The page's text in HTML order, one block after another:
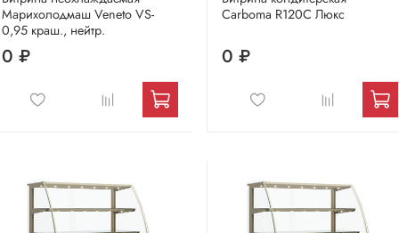
Марихолодмаш Veneto VS-
0,95 краш., нейтр.
0 ₽
Carboma R120C Люкс
0 ₽